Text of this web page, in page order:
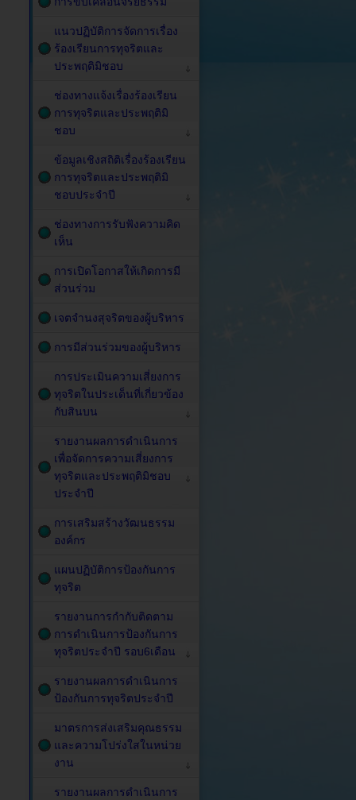
แนวปฏิบัติการจัดการเรื่อง
ร้องเรียนการทุจริตและ
ประพฤติมิชอบ
ช่องทางแจ้งเรื่องร้องเรียน
การทุจริตและประพฤติมิ
ชอบ
ข้อมูลเชิงสถิติเรื่องร้องเรียน
การทุจริตและประพฤติมิ
ชอบประจำปี
ช่องทางการรับฟังความคิด
เห็น
การเปิดโอกาสให้เกิดการมี
ส่วนร่วม
เจตจำนงสุจริตของผู้บริหาร
การมีส่วนร่วมของผู้บริหาร
การประเมินความเสี่ยงการ
ทุจริตในประเด็นที่เกี่ยวข้อง
กับสินบน
รายงานผลการดำเนินการ
เพื่อจัดการความเสี่ยงการ
ทุจริตและประพฤติมิชอบ
ประจำปี
การเสริมสร้างวัฒนธรรม
องค์กร
แผนปฏิบัติการป้องกันการ
ทุจริต
รายงานการกำกับติดตาม
การดำเนินการป้องกันการ
ทุจริตประจำปี รอบ6เดือน
รายงานผลการดำเนินการ
ป้องกันการทุจริตประจำปี
มาตรการส่งเสริมคุณธรรม
และความโปร่งใสในหน่วย
งาน
รายงานผลการดำเนินการ